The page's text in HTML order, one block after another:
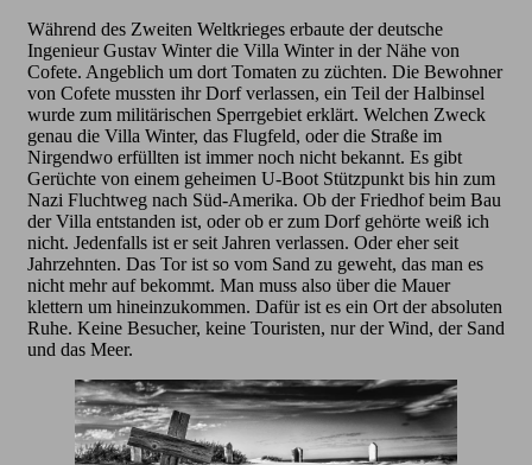
Während des Zweiten Weltkrieges erbaute der deutsche
Ingenieur Gustav Winter die Villa Winter in der Nähe von
Cofete. Angeblich um dort Tomaten zu züchten. Die Bewohner
von Cofete mussten ihr Dorf verlassen, ein Teil der Halbinsel
wurde zum militärischen Sperrgebiet erklärt. Welchen Zweck
genau die Villa Winter, das Flugfeld, oder die Straße im
Nirgendwo erfüllten ist immer noch nicht bekannt. Es gibt
Gerüchte von einem geheimen U-Boot Stützpunkt bis hin zum
Nazi Fluchtweg nach Süd-Amerika. Ob der Friedhof beim Bau
der Villa entstanden ist, oder ob er zum Dorf gehörte weiß ich
nicht. Jedenfalls ist er seit Jahren verlassen. Oder eher seit
Jahrzehnten. Das Tor ist so vom Sand zu geweht, das man es
nicht mehr auf bekommt. Man muss also über die Mauer
klettern um hineinzukommen. Dafür ist es ein Ort der absoluten
Ruhe. Keine Besucher, keine Touristen, nur der Wind, der Sand
und das Meer.